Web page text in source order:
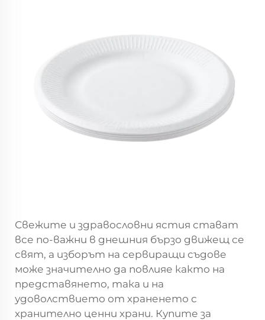
Свежите и здравословни ястия стават
все по-важни в днешния бързо движещ се
свят, а изборът на сервиращи съдове
може значително да повлияе както на
представянето, така и на
удоволствието от храненето с
хранително ценни храни. Купите за